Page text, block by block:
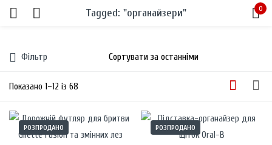
Tagged: "органайзери" 0
Показано 1–12 із 68
Фільтр
РОЗПРОДАНО РОЗПРОДАНО